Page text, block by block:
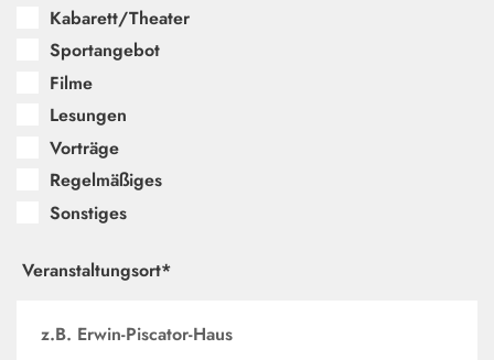
Kabarett/Theater
Sportangebot
Filme
Lesungen
Vorträge
Regelmäßiges
Sonstiges
Veranstaltungsort*